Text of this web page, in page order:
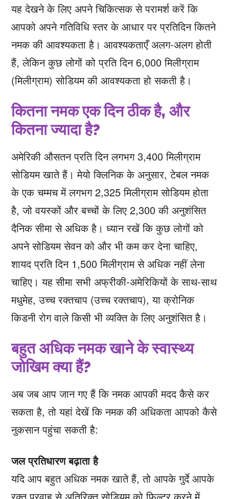
यह देखने के लिए अपने चिकित्सक से परामर्श करें कि
आपको अपने गतिविधि स्तर के आधार पर प्रतिदिन कितने
नमक की आवश्यकता है। आवश्यकताएँ अलग-अलग होती
हैं, लेकिन कुछ लोगों को प्रति दिन 6,000 मिलीग्राम
(मिलीग्राम) सोडियम की आवश्यकता हो सकती है।
कितना नमक एक दिन ठीक है, और
कितना ज्यादा है?
अमेरिकी औसतन प्रति दिन लगभग 3,400 मिलीग्राम
सोडियम खाते हैं। मेयो क्लिनिक के अनुसार, टेबल नमक
के एक चम्मच में लगभग 2,325 मिलीग्राम सोडियम होता
है, जो वयस्कों और बच्चों के लिए 2,300 की अनुशंसित
दैनिक सीमा से अधिक है। ध्यान रखें कि कुछ लोगों को
अपने सोडियम सेवन को और भी कम कर देना चाहिए,
शायद प्रति दिन 1,500 मिलीग्राम से अधिक नहीं लेना
चाहिए। यह सीमा सभी अफ्रीकी-अमेरिकियों के साथ-साथ
मधुमेह, उच्च रक्तचाप (उच्च रक्तचाप), या क्रोनिक
किडनी रोग वाले किसी भी व्यक्ति के लिए अनुशंसित है।
बहुत अधिक नमक खाने के स्वास्थ्य
जोखिम क्या हैं?
अब जब आप जान गए हैं कि नमक आपकी मदद कैसे कर
सकता है, तो यहां देखें कि नमक की अधिकता आपको कैसे
नुकसान पहुंचा सकती है:
जल प्रतिधारण बढ़ाता है
यदि आप बहुत अधिक नमक खाते हैं, तो आपके गुर्दे आपके
रक्त प्रवाह से अतिरिक्त सोडियम को फ़िल्टर करने में